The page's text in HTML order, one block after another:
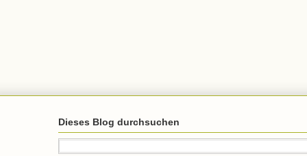
Dieses Blog durchsuchen